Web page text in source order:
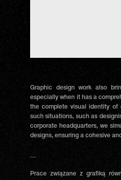
Graphic design work also
especially when it has a
the complete visual identity of
such situations, such as
corporate headquarters, we
designs, ensuring a cohesive
Prace związane z grafiką